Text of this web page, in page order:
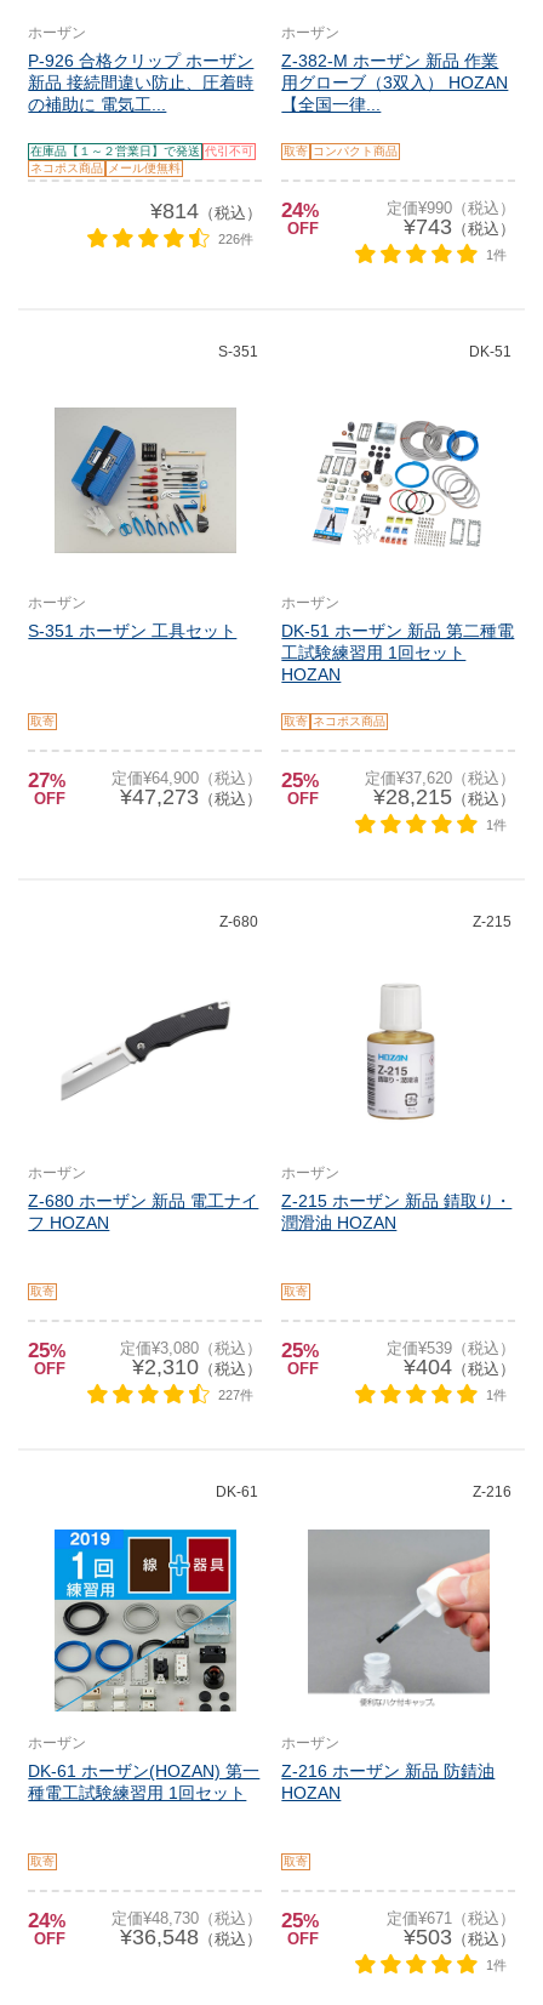
ホーザン
P-926 合格クリップ ホーザン
新品 接続間違い防止、圧着時
の補助に 電気工...
在庫品【１～２営業日】で発送 代引不可
ネコポス商品
メール便無料
¥814（税込）
226件
ホーザン
Z-382-M ホーザン 新品 作業
用グローブ（3双入） HOZAN
【全国一律...
取寄 コンパクト商品
24%
OFF
定価¥990（税込）
¥743（税込）
1件
S-351
ホーザン
S-351 ホーザン 工具セット
取寄
27%
OFF
定価¥64,900（税込）
¥47,273（税込）
DK-51
ホーザン
DK-51 ホーザン 新品 第二種電
工試験練習用 1回セット
HOZAN
取寄 ネコポス商品
25%
OFF
定価¥37,620（税込）
¥28,215（税込）
1件
Z-680
ホーザン
Z-680 ホーザン 新品 電工ナイ
フ HOZAN
取寄
25%
OFF
定価¥3,080（税込）
¥2,310（税込）
227件
Z-215
ホーザン
Z-215 ホーザン 新品 錆取り・
潤滑油 HOZAN
取寄
25%
OFF
定価¥539（税込）
¥404（税込）
1件
DK-61
ホーザン
DK-61 ホーザン(HOZAN) 第一
種電工試験練習用 1回セット
取寄
24%
OFF
定価¥48,730（税込）
¥36,548（税込）
Z-216
ホーザン
Z-216 ホーザン 新品 防錆油
HOZAN
取寄
25%
OFF
定価¥671（税込）
¥503（税込）
1件